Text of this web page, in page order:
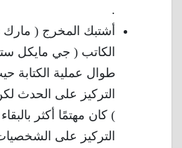
.
أشتبك المخرج (
الكاتب ( جي مايكل
طوال عملية الكتابة
التركيز على الحدث
) كان مهتمًا أكثر
التركيز على